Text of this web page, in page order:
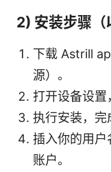
2) 安装步骤（
下载 Astrill
源）。
打开设备设置
执行安装，完
插入你的用户
账户。